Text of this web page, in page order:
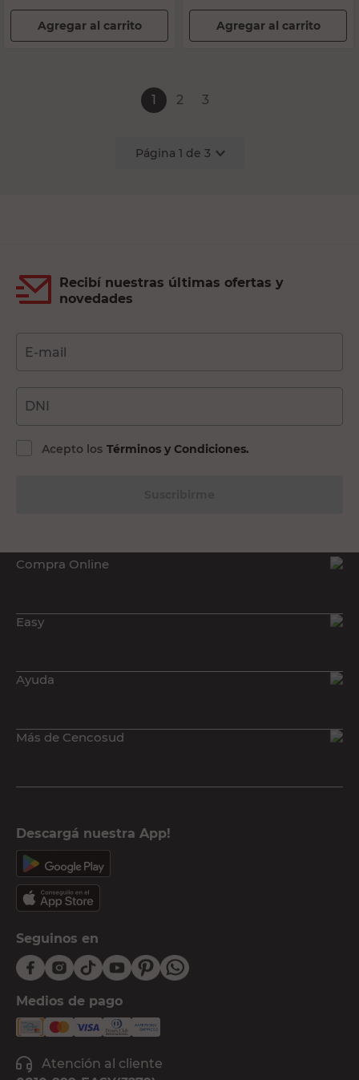
Agregar al carrito Agregar al carrito
1 2 3
Página 1 de 3
Recibí nuestras últimas ofertas y
novedades
E-mail
DNI
Acepto los Términos y Condiciones.
Compra Online
Easy
Ayuda
Más de Cencosud
Descargá nuestra App!
Seguinos en
Medios de pago
Atención al cliente